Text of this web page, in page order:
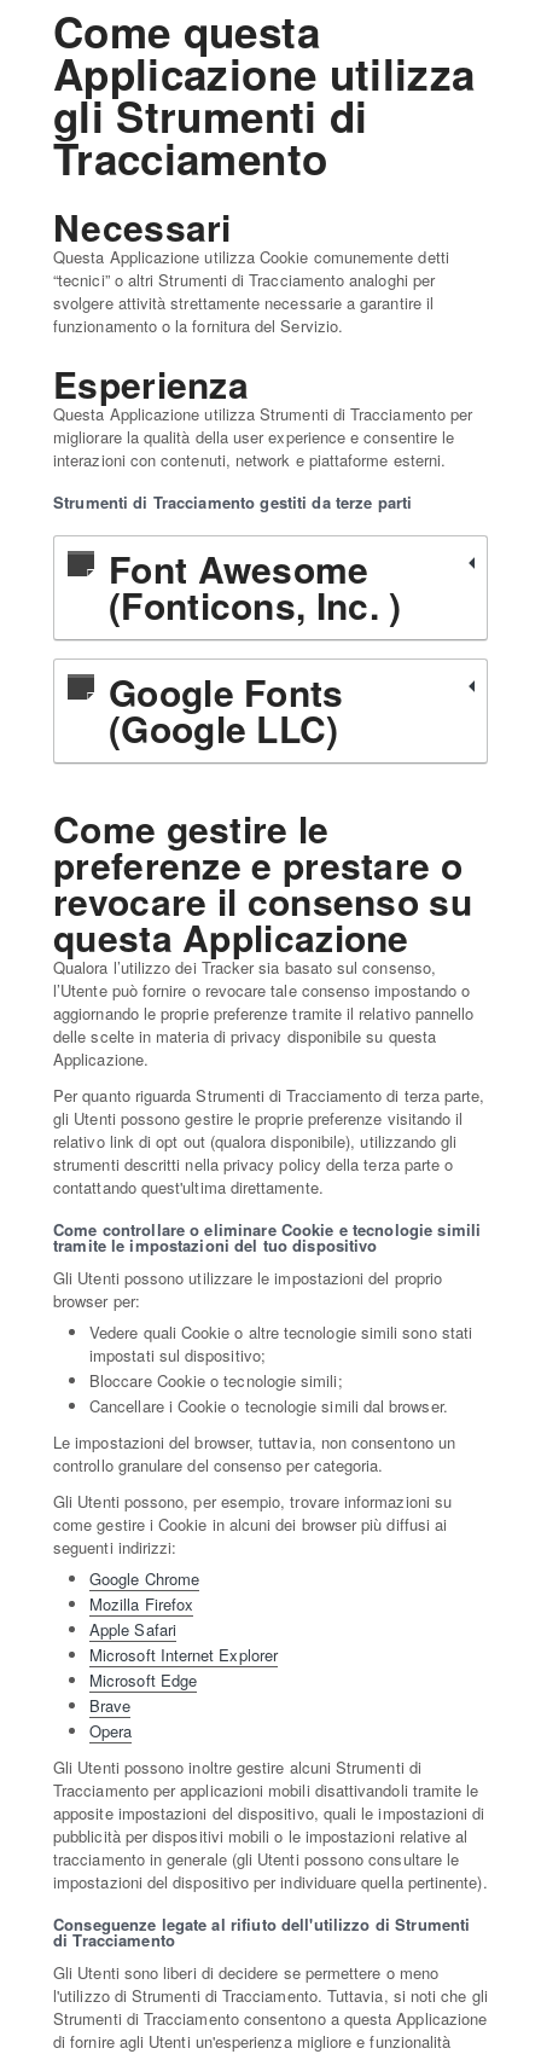
Come questa
Applicazione utilizza
gli Strumenti di
Tracciamento
Necessari
Questa Applicazione utilizza Cookie comunemente detti
“tecnici” o altri Strumenti di Tracciamento analoghi per
svolgere attività strettamente necessarie a garantire il
funzionamento o la fornitura del Servizio.
Esperienza
Questa Applicazione utilizza Strumenti di Tracciamento per
migliorare la qualità della user experience e consentire le
interazioni con contenuti, network e piattaforme esterni.
Strumenti di Tracciamento gestiti da terze parti
Font Awesome
(Fonticons, Inc. )
Google Fonts
(Google LLC)
Come gestire le
preferenze e prestare o
revocare il consenso su
questa Applicazione
Qualora l’utilizzo dei Tracker sia basato sul consenso,
l’Utente può fornire o revocare tale consenso impostando o
aggiornando le proprie preferenze tramite il relativo pannello
delle scelte in materia di privacy disponibile su questa
Applicazione.
Per quanto riguarda Strumenti di Tracciamento di terza parte,
gli Utenti possono gestire le proprie preferenze visitando il
relativo link di opt out (qualora disponibile), utilizzando gli
strumenti descritti nella privacy policy della terza parte o
contattando quest'ultima direttamente.
Come controllare o eliminare Cookie e tecnologie simili
tramite le impostazioni del tuo dispositivo
Gli Utenti possono utilizzare le impostazioni del proprio
browser per:
Vedere quali Cookie o altre tecnologie simili sono stati
impostati sul dispositivo;
Bloccare Cookie o tecnologie simili;
Cancellare i Cookie o tecnologie simili dal browser.
Le impostazioni del browser, tuttavia, non consentono un
controllo granulare del consenso per categoria.
Gli Utenti possono, per esempio, trovare informazioni su
come gestire i Cookie in alcuni dei browser più diffusi ai
seguenti indirizzi:
Google Chrome
Mozilla Firefox
Apple Safari
Microsoft Internet Explorer
Microsoft Edge
Brave
Opera
Gli Utenti possono inoltre gestire alcuni Strumenti di
Tracciamento per applicazioni mobili disattivandoli tramite le
apposite impostazioni del dispositivo, quali le impostazioni di
pubblicità per dispositivi mobili o le impostazioni relative al
tracciamento in generale (gli Utenti possono consultare le
impostazioni del dispositivo per individuare quella pertinente).
Conseguenze legate al rifiuto dell'utilizzo di Strumenti
di Tracciamento
Gli Utenti sono liberi di decidere se permettere o meno
l'utilizzo di Strumenti di Tracciamento. Tuttavia, si noti che gli
Strumenti di Tracciamento consentono a questa Applicazione
di fornire agli Utenti un'esperienza migliore e funzionalità